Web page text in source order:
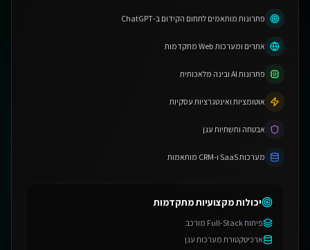
פתרונות מותאמים לתחום הקידום ב-ChatGPT
אתרים ומערכות Web מתקדמות
פתרונות AI ובינה מלאכותית
אוטומציות ואינטגרציות עסקיות
אבטחה ותשתיות ענן
מערכות SaaS ו-CRM מותאמות
יכולות מקצועיות מתקדמות
פיתוח Full-Stack מורכב
ארכיטקטורת מערכות ענן